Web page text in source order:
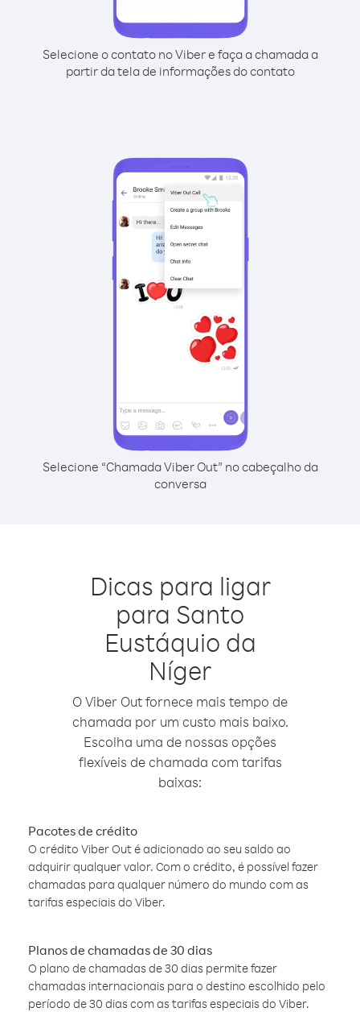
Selecione o contato no Viber e faça a chamada a
partir da tela de informações do contato
Selecione “Chamada Viber Out” no cabeçalho da
conversa
Dicas para ligar
para Santo
Eustáquio da
Níger
O Viber Out fornece mais tempo de
chamada por um custo mais baixo.
Escolha uma de nossas opções
flexíveis de chamada com tarifas
baixas:
Pacotes de crédito
O crédito Viber Out é adicionado ao seu saldo ao
adquirir qualquer valor. Com o crédito, é possível fazer
chamadas para qualquer número do mundo com as
tarifas especiais do Viber.
Planos de chamadas de 30 dias
O plano de chamadas de 30 dias permite fazer
chamadas internacionais para o destino escolhido pelo
período de 30 dias com as tarifas especiais do Viber.